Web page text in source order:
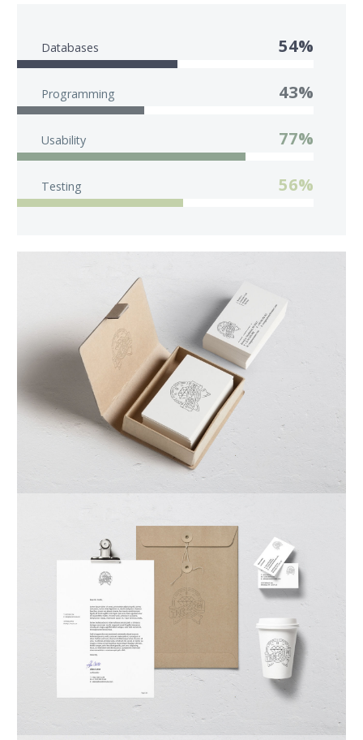
Databases 54%
Programming 43%
Usability 77%
Testing 56%